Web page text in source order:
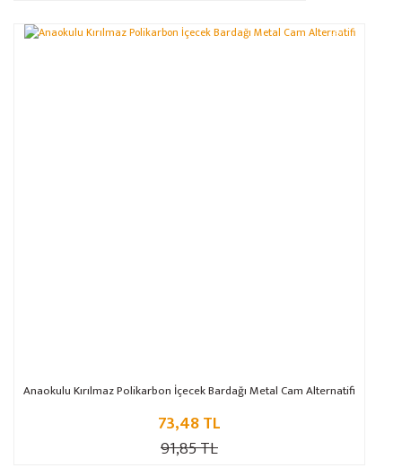
%20
Anaokulu Kırılmaz Polikarbon İçecek Bardağı Metal Cam Alternatifi
73,48 TL
91,85 TL